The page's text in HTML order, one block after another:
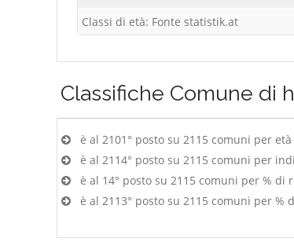
Classi di età: Fonte statistik.at
Classifiche Comune di
è al 2101° posto su 2115 comuni per
è al 2114° posto su 2115 comuni per
è al 14° posto su 2115 comuni per %
è al 2113° posto su 2115 comuni per